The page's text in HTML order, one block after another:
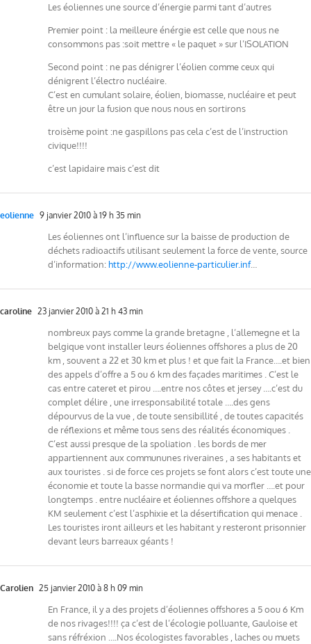
Les éoliennes une source d’énergie parmi tant d’autres
Premier point : la meilleure énérgie est celle que nous ne
consommons pas :soit mettre « le paquet » sur l’ISOLATION
Second point : ne pas dénigrer l’éolien comme ceux qui
dénigrent l’électro nucléaire.
C’est en cumulant solaire, éolien, biomasse, nucléaire et peut
être un jour la fusion que nous nous en sortirons
troisème point :ne gaspillons pas cela c’est de l’instruction
civique!!!!
c’est lapidaire mais c’est dit
eolienne 9 janvier 2010 à 19 h 35 min
Les éoliennes ont l’influence sur la baisse de production de
déchets radioactifs utilisant seulement la force de vente, source
d’information: http://www.eolienne-particulier.inf…
caroline 23 janvier 2010 à 21 h 43 min
nombreux pays comme la grande bretagne , l’allemegne et la
belgique vont installer leurs éoliennes offshores a plus de 20
km , souvent a 22 et 30 km et plus ! et que fait la France….et bien
des appels d’offre a 5 ou 6 km des façades maritimes . C’est le
cas entre cateret et pirou ….entre nos côtes et jersey ….c’est du
complet délire , une irresponsabilité totale ….des gens
dépourvus de la vue , de toute sensibillité , de toutes capacités
de réflexions et même tous sens des réalités économiques .
C’est aussi presque de la spoliation . les bords de mer
appartiennent aux commununes riveraines , a ses habitants et
aux touristes . si de force ces projets se font alors c’est toute une
économie et toute la basse normandie qui va morfler ….et pour
longtemps . entre nucléaire et éoliennes offshore a quelques
KM seulement c’est l’asphixie et la désertification qui menace .
Les touristes iront ailleurs et les habitant y resteront prisonnier
devant leurs barreaux géants !
Carolien 25 janvier 2010 à 8 h 09 min
En France, il y a des projets d’éoliennes offshores a 5 oou 6 Km
de nos rivages!!!! ça c’est de l’écologie polluante, Gauloise et
sans réfréxion ….Nos écologistes favorables , laches ou muets